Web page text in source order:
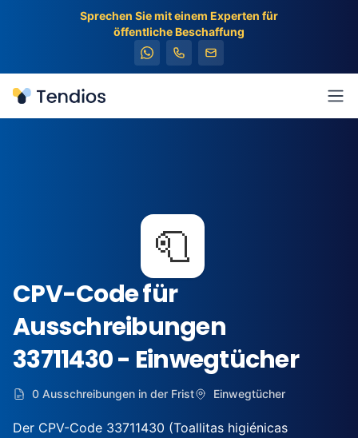
Sprechen Sie mit einem Experten für
öffentliche Beschaffung
Tendios
🧻
CPV-Code für
Ausschreibungen
33711430 - Einwegtücher
0 Ausschreibungen in der Frist Einwegtücher
Der CPV-Code 33711430 (Toallitas higiénicas